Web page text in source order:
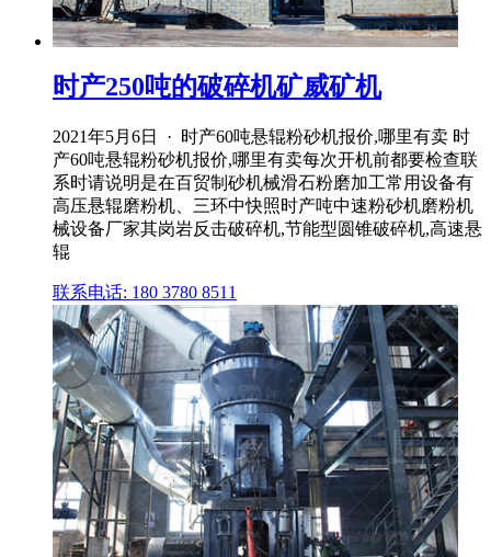
时产250吨的破碎机矿威矿机
2021年5月6日 · 时产60吨悬辊粉砂机报价,哪里有卖 时
产60吨悬辊粉砂机报价,哪里有卖每次开机前都要检查联
系时请说明是在百贸制砂机械滑石粉磨加工常用设备有
高压悬辊磨粉机、三环中快照时产吨中速粉砂机磨粉机
械设备厂家其岗岩反击破碎机,节能型圆锥破碎机,高速悬
辊
联系电话: 180 3780 8511